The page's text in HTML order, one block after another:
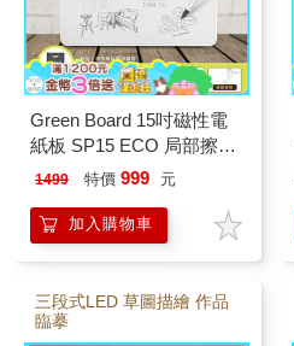
Green Board 15吋磁性電
紙板 SP15 ECO 局部擦除
終身免電池 A4無紙化電子
子紙手寫板推薦
1499 特價 999 元
加入購物車
三段式LED 草圖描繪 作品
臨摹